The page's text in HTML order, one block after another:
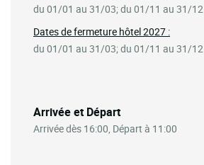
Arrivée et Départ
Arrivée dès 16:00, Départ à 11:00
du 01/01 au 31/03; du 01/11 au 31/12
Dates de fermeture hôtel 2027 :
du 01/01 au 31/03; du 01/11 au 31/12